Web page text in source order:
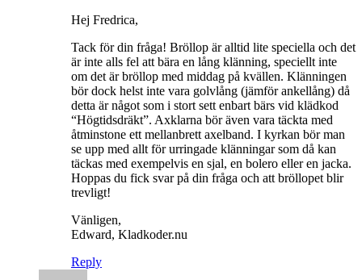
Hej Fredrica,
Tack för din fråga! Bröllop är alltid lite speciella och det
är inte alls fel att bära en lång klänning, speciellt inte
om det är bröllop med middag på kvällen. Klänningen
bör dock helst inte vara golvlång (jämför ankellång) då
detta är något som i stort sett enbart bärs vid klädkod
“Högtidsdräkt”. Axklarna bör även vara täckta med
åtminstone ett mellanbrett axelband. I kyrkan bör man
se upp med allt för urringade klänningar som då kan
täckas med exempelvis en sjal, en bolero eller en jacka.
Hoppas du fick svar på din fråga och att bröllopet blir
trevligt!
Vänligen,
Edward, Kladkoder.nu
Reply